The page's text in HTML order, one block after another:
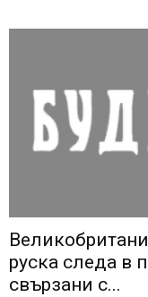
руска следа в
свързани с...